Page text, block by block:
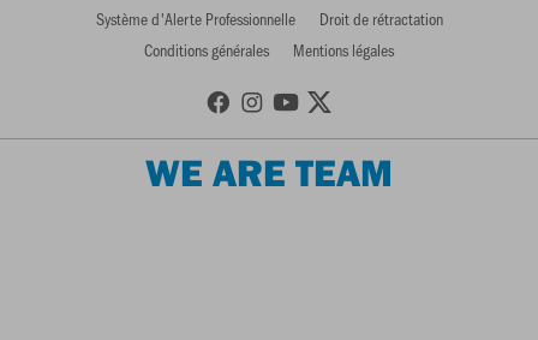
Système d'Alerte Professionnelle
Droit de rétractation
Conditions générales
Mentions légales
WE ARE TEAM